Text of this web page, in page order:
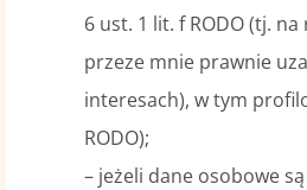
6 ust. 1 lit. f RODO (tj.
przeze mnie prawnie
interesach), w tym
RODO);
– jeżeli dane osobowe